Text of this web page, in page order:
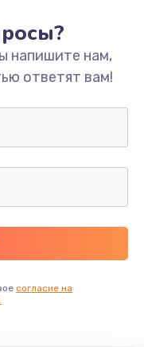
напишите нам,
ответят вам!
согласие на